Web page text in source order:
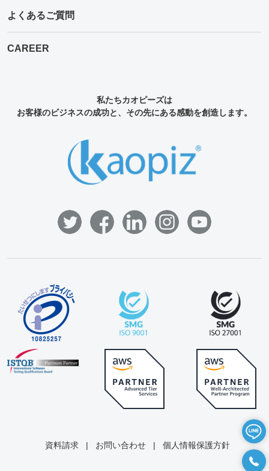
よくあるご質問
CAREER
私たちカオピーズは
お客様のビジネスの成功と、その先にある感動を創造します。
資料請求 | お問い合わせ | 個人情報保護方針